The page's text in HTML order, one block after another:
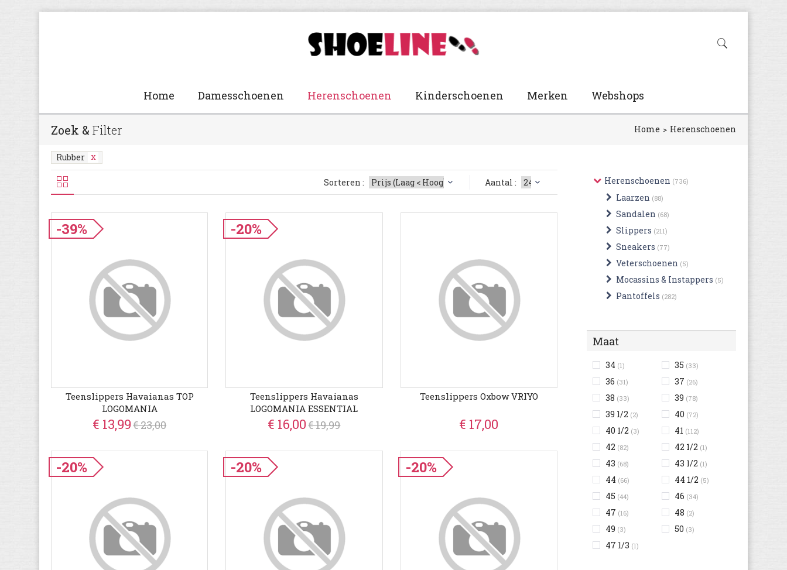
Home Damesschoenen Herenschoenen Kinderschoenen Merken Webshops
Zoek & Filter Home Herenschoenen
Rubber
Herenschoenen (736)
Laarzen (88)
Sandalen (68)
Slippers (211)
Sneakers (77)
Veterschoenen (5)
Mocassins & Instappers (5)
Pantoffels (282)
Maat
34 (1) 35 (33)
36 (31) 37 (26)
38 (33) 39 (78)
39 1/2 (2) 40 (72)
40 1/2 (3) 41 (112)
42 (82) 42 1/2 (1)
43 (68) 43 1/2 (1)
44 (66) 44 1/2 (5)
45 (44) 46 (34)
47 (16) 48 (2)
49 (3) 50 (3)
47 1/3 (1)
Sorteren : Aantal :
-39%
Teenslippers Havaianas TOP
LOGOMANIA
€ 13,99€ 23,00
-20%
Teenslippers Havaianas
LOGOMANIA ESSENTIAL
€ 16,00€ 19,99
Teenslippers Oxbow VRIYO
€ 17,00
-20% -20% -20%